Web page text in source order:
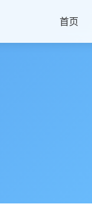
首页